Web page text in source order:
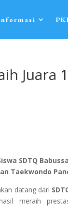
Juara 1
SDTQ
Taekwondo
datang dari
meraih